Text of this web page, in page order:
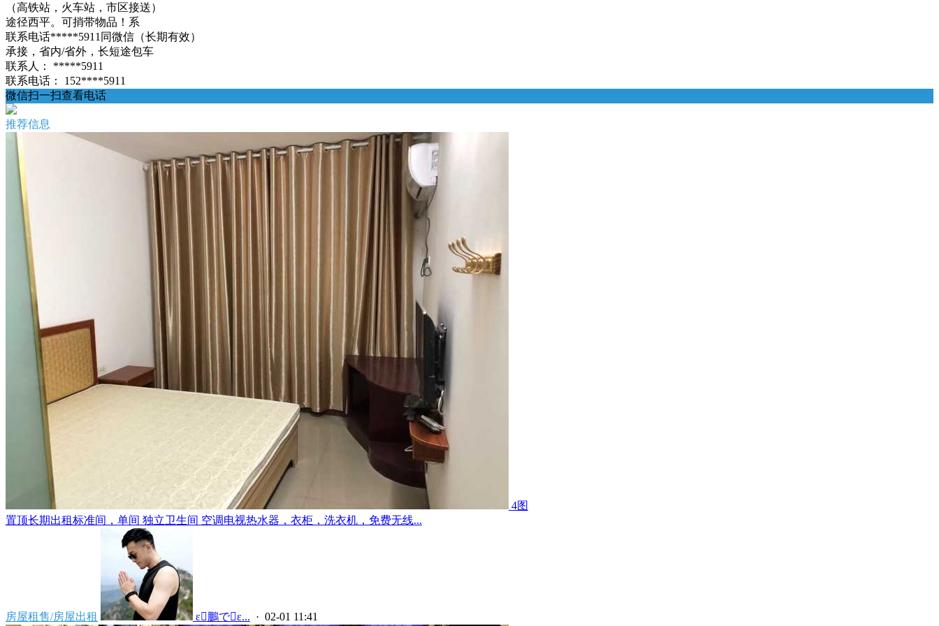
（高铁站，火车站，市区接送）
途径西平。可捎带物品！系
联系电话*****5911同微信（长期有效）
承接，省内/省外，长短途包车
联系人：
*****5911
联系电话：
152****5911
微信扫一扫查看电话
推荐信息
4图
置顶长期出租标准间，单间 独立卫生间 空调电视热水器，衣柜，洗衣机，免费无线...
房屋租售/房屋出租  ε鵬でε... · 02-01 11:41